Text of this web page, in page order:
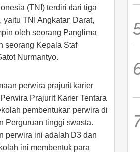
(TNI) terdiri dari tiga
yaitu TNI Angkatan Darat,
oleh seorang Panglima
seorang Kepala Staf
Nurmantyo.
perwira prajurit karier
Prajurit Karier Tentara
pembentukan perwira di
Perguruan tinggi swasta.
perwira ini adalah D3 dan
ini membentuk para